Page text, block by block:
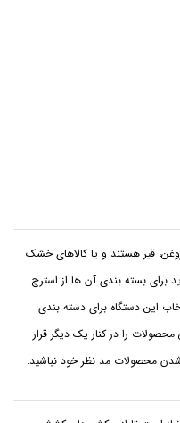
قیر هستند و یا کالاهای خشک
برای بسته بندی آن ها از استرچ
این دستگاه برای دسته بندی
را در کنار یک دیگر قرار
محصولات مد نظر خود نباشید.